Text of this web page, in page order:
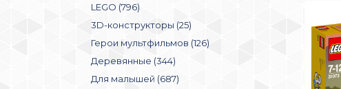
LEGO (796)
3D-конструкторы (25)
Герои мультфильмов (126)
Деревянные (344)
Для малышей (687)